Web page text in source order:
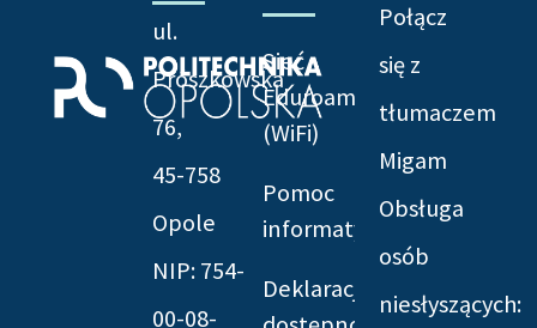
ul.
Prószkowska
76,
45-758
Opole
NIP: 754-
00-08-
Sieć
Eduroam
(WiFi)
Pomoc
informatyczna
Deklaracja
Połącz
się z
tłumaczem
Migam
Obsługa
osób
niesłyszących: